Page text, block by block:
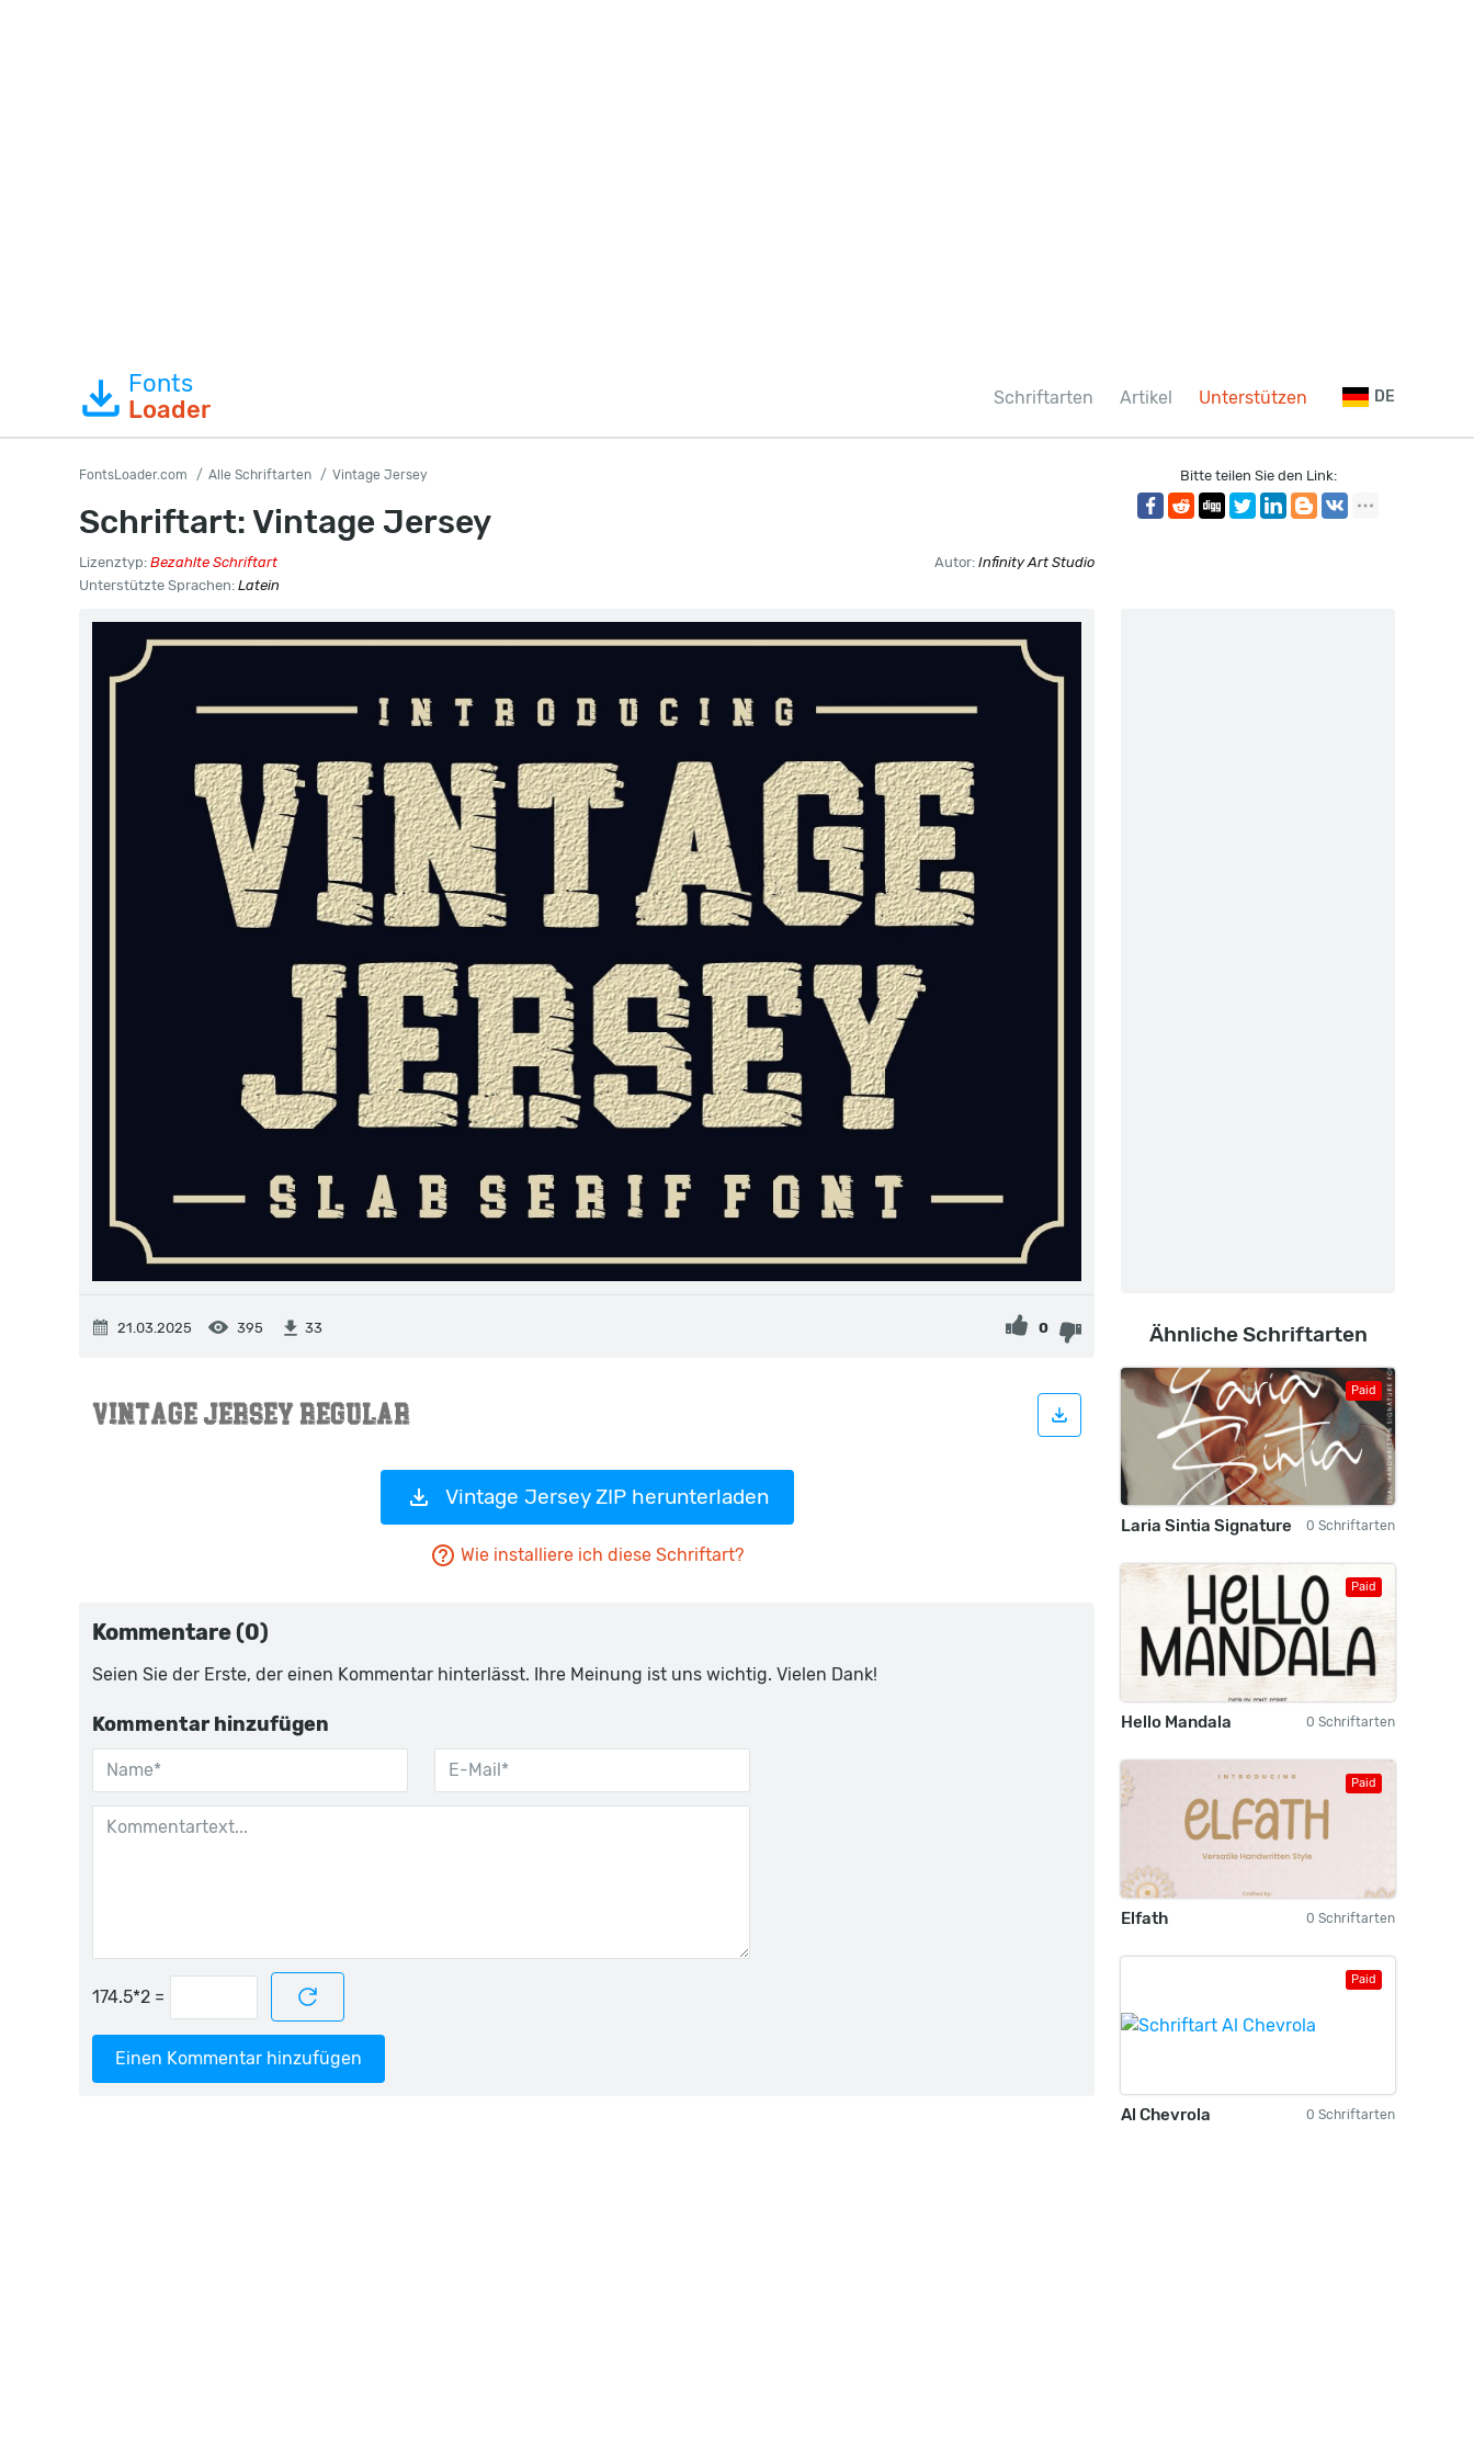
Fonts
Loader
Schriftarten Artikel Unterstützen DE
FontsLoader.com Alle Schriftarten Vintage Jersey
Schriftart: Vintage Jersey
Lizenztyp: Bezahlte Schriftart Autor: Infinity Art Studio
Unterstützte Sprachen: Latein
Bitte teilen Sie den Link:
21.03.2025 395 33 0
Vintage Jersey ZIP herunterladen
Wie installiere ich diese Schriftart?
Kommentare (0)
Seien Sie der Erste, der einen Kommentar hinterlässt. Ihre Meinung ist uns wichtig. Vielen Dank!
Kommentar hinzufügen
=
Einen Kommentar hinzufügen
Ähnliche Schriftarten
Paid
Laria Sintia Signature 0 Schriftarten
Paid
Hello Mandala 0 Schriftarten
Paid
Elfath 0 Schriftarten
Paid
Al Chevrola 0 Schriftarten